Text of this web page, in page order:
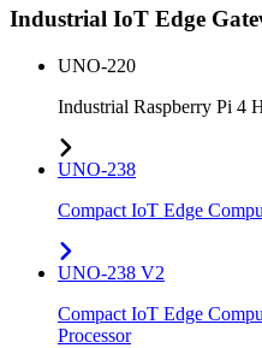
Industrial IoT Edge
UNO-220
Industrial Raspberry Pi 4
UNO-238
Compact IoT Edge
UNO-238 V2
Compact IoT Edge
Processor